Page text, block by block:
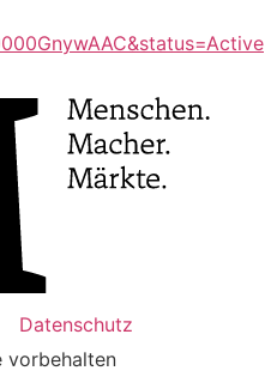
Datenschutz
vorbehalten